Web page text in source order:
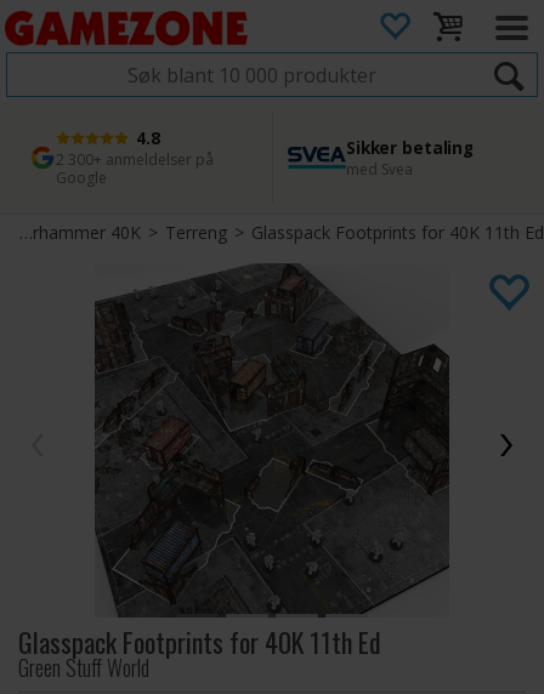
4.8
2 300+ anmeldelser på
Google
Sikker betaling
med Svea
1 dags levering
Bestill innen kl. 12
45 dager returfrist
Enkel retur
Warhammer 40K>Terreng>Glasspack Footprints for 40K 11th Ed
Glasspack Footprints for 40K 11th Ed
Green Stuff World